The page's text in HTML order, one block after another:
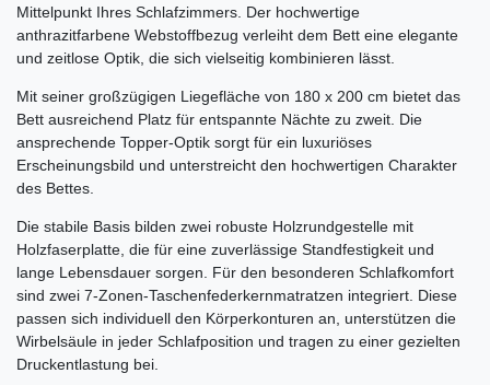
Mittelpunkt Ihres Schlafzimmers. Der hochwertige
anthrazitfarbene Webstoffbezug verleiht dem Bett eine elegante
und zeitlose Optik, die sich vielseitig kombinieren lässt.
Mit seiner großzügigen Liegefläche von 180 x 200 cm bietet das
Bett ausreichend Platz für entspannte Nächte zu zweit. Die
ansprechende Topper-Optik sorgt für ein luxuriöses
Erscheinungsbild und unterstreicht den hochwertigen Charakter
des Bettes.
Die stabile Basis bilden zwei robuste Holzrundgestelle mit
Holzfaserplatte, die für eine zuverlässige Standfestigkeit und
lange Lebensdauer sorgen. Für den besonderen Schlafkomfort
sind zwei 7-Zonen-Taschenfederkernmatratzen integriert. Diese
passen sich individuell den Körperkonturen an, unterstützen die
Wirbelsäule in jeder Schlafposition und tragen zu einer gezielten
Druckentlastung bei.